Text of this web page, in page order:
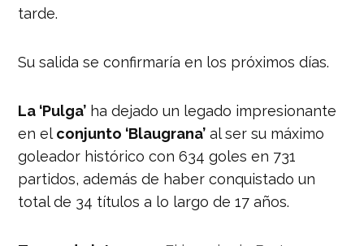
tarde.
Su salida se confirmaría en los próximos días.
La ‘Pulga’ ha dejado un legado impresionante
en el conjunto ‘Blaugrana’ al ser su máximo
goleador histórico con 634 goles en 731
partidos, además de haber conquistado un
total de 34 títulos a lo largo de 17 años.